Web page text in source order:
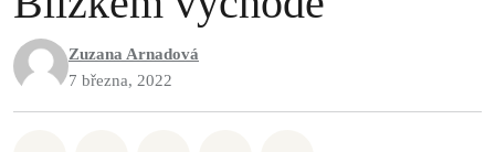
Zuzana Arnadová
7 března, 2022